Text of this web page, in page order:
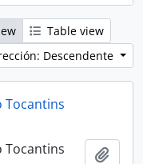
Table view
Descendente
Tocantins
Tocantins